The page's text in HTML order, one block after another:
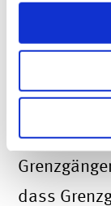
Für
den
besondere
dass